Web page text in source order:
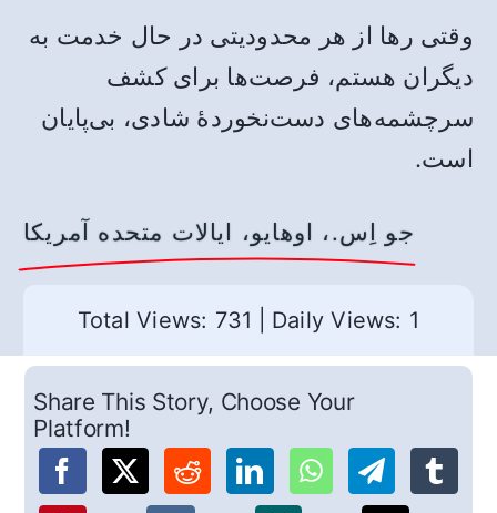
وقتی رها از هر محدودیتی در حال خدمت به
دیگران هستم، فرصت‌ها برای کشف
سرچشمه‌های دست‌نخوردۀ شادی، بی‌پایان
است.
جو اِس.، اوهایو، ایالات متحده آمریکا
Total Views: 731 Daily Views: 1
Share This Story, Choose Your
Platform!